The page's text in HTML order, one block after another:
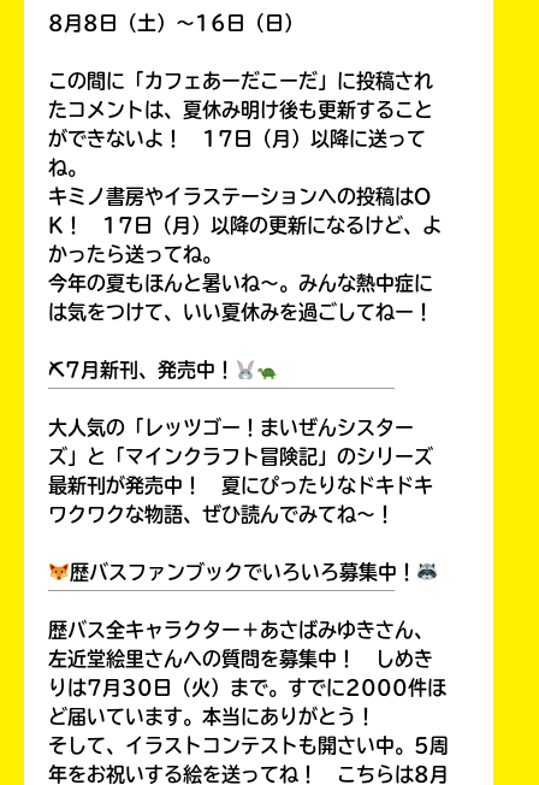
8月8日（土）～16日（日）
この間に「カフェあーだこーだ」に投稿され
たコメントは、夏休み明け後も更新すること
ができないよ！ 17日（月）以降に送って
ね。
キミノ書房やイラステーションへの投稿はO
K！ 17日（月）以降の更新になるけど、よ
かったら送ってね。
今年の夏もほんと暑いね～。みんな熱中症に
は気をつけて、いい夏休みを過ごしてねー！
⛏7月新刊、発売中！
大人気の「レッツゴー！まいぜんシスター
ズ」と「マインクラフト冒険記」のシリーズ
最新刊が発売中！ 夏にぴったりなドキドキ
ワクワクな物語、ぜひ読んでみてね～！
歴バスファンブックでいろいろ募集中！
歴バス全キャラクター＋あさばみゆきさん、
左近堂絵里さんへの質問を募集中！ しめき
りは7月30日（火）まで。すでに2000件ほ
ど届いています。本当にありがとう！
そして、イラストコンテストも開さい中。5周
年をお祝いする絵を送ってね！ こちらは8月